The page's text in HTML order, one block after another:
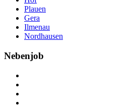
Plauen
Gera
Ilmenau
Nordhausen
Nebenjob